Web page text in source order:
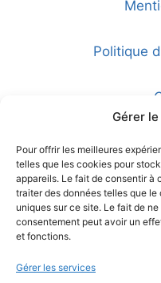
Gérer
Pour offrir les meilleures
telles que les cookies pour
appareils. Le fait de consentir à
traiter des données telles que
uniques sur ce site. Le fait de
consentement peut avoir un
et fonctions.
Gérer les services
Politique